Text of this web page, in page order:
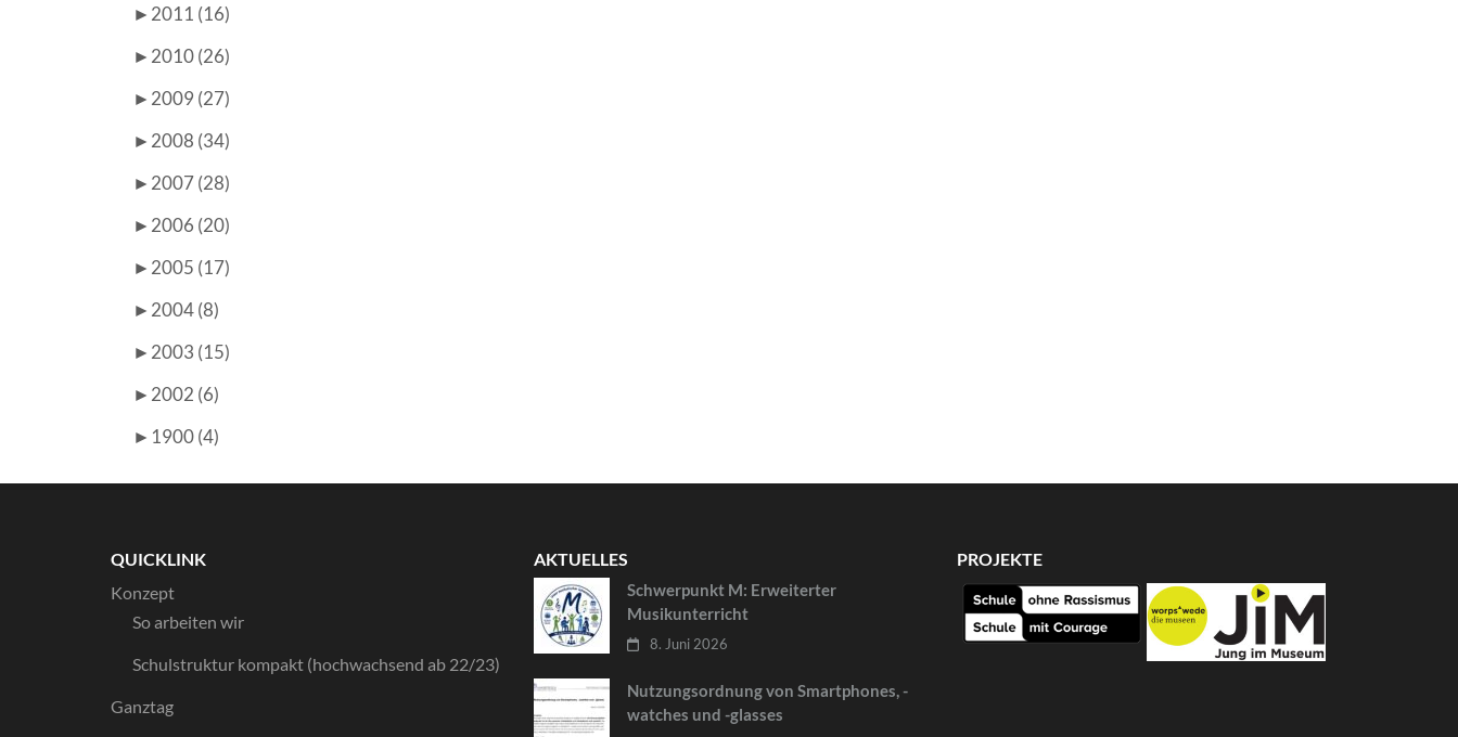
► 2011 (16)
► 2010 (26)
► 2009 (27)
► 2008 (34)
► 2007 (28)
► 2006 (20)
► 2005 (17)
► 2004 (8)
► 2003 (15)
► 2002 (6)
► 1900 (4)
QUICKLINK
Konzept
So arbeiten wir
Schulstruktur kompakt (hochwachsend ab 22/23)
Ganztag
AKTUELLES
Schwerpunkt M: Erweiterter
Musikunterricht
8. Juni 2026
Nutzungsordnung von Smartphones, -
watches und -glasses
PROJEKTE